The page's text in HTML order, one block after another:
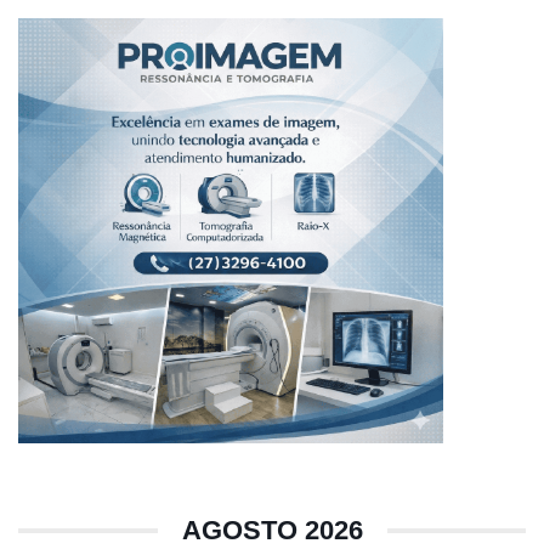
AGOSTO 2026